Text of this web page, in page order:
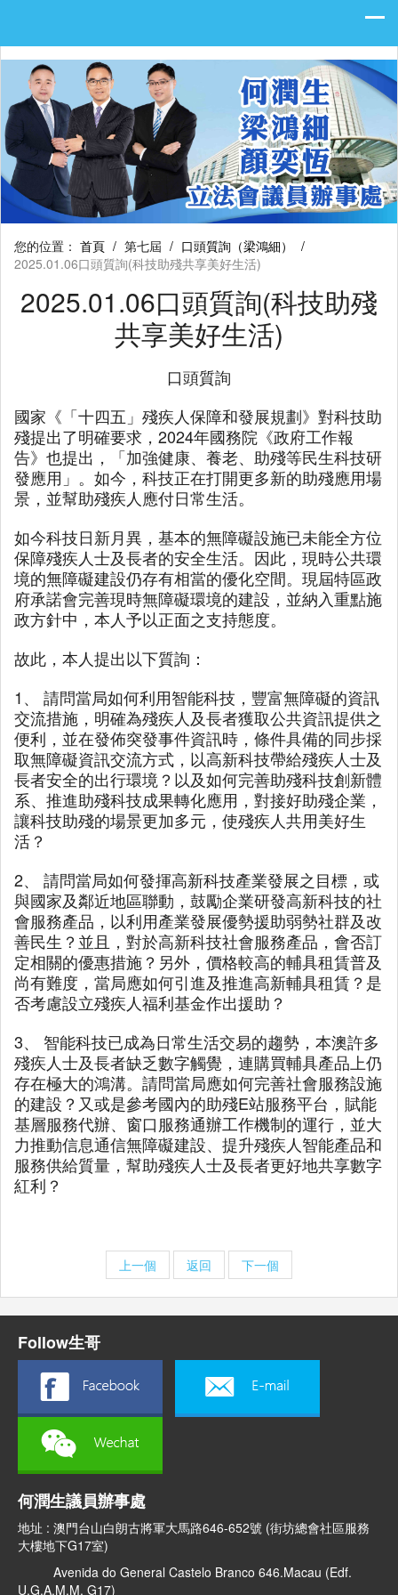
您的位置： 首頁 / 第七屆 / 口頭質詢（梁鴻細）
/
2025.01.06口頭質詢(科技助殘共享美好生活)
2025.01.06口頭質詢(科技助殘
共享美好生活)
口頭質詢
國家《「十四五」殘疾人保障和發展規劃》對科技助
殘提出了明確要求，2024年國務院《政府工作報
告》也提出，「加強健康、養老、助殘等民生科技研
發應用」。如今，科技正在打開更多新的助殘應用場
景，並幫助殘疾人應付日常生活。
如今科技日新月異，基本的無障礙設施已未能全方位
保障殘疾人士及長者的安全生活。因此，現時公共環
境的無障礙建設仍存有相當的優化空間。現屆特區政
府承諾會完善現時無障礙環境的建設，並納入重點施
政方針中，本人予以正面之支持態度。
故此，本人提出以下質詢：
1、 請問當局如何利用智能科技，豐富無障礙的資訊
交流措施，明確為殘疾人及長者獲取公共資訊提供之
便利，並在發佈突發事件資訊時，條件具備的同步採
取無障礙資訊交流方式，以高新科技帶給殘疾人士及
長者安全的出行環境？以及如何完善助殘科技創新體
系、推進助殘科技成果轉化應用，對接好助殘企業，
讓科技助殘的場景更加多元，使殘疾人共用美好生
活？
2、 請問當局如何發揮高新科技產業發展之目標，或
與國家及鄰近地區聯動，鼓勵企業研發高新科技的社
會服務產品，以利用產業發展優勢援助弱勢社群及改
善民生？並且，對於高新科技社會服務產品，會否訂
定相關的優惠措施？另外，價格較高的輔具租賃普及
尚有難度，當局應如何引進及推進高新輔具租賃？是
否考慮設立殘疾人福利基金作出援助？
3、 智能科技已成為日常生活交易的趨勢，本澳許多
殘疾人士及長者缺乏數字觸覺，連購買輔具產品上仍
存在極大的鴻溝。請問當局應如何完善社會服務設施
的建設？又或是參考國內的助殘E站服務平台，賦能
基層服務代辦、窗口服務通辦工作機制的運行，並大
力推動信息通信無障礙建設、提升殘疾人智能產品和
服務供給質量，幫助殘疾人士及長者更好地共享數字
紅利？
上一個 返回 下一個
Follow生哥
何潤生議員辦事處
地址 : 澳門台山白朗古將軍大馬路646-652號 (街坊總會社區服務
大樓地下G17室)
Avenida do General Castelo Branco 646.Macau (Edf.
U.G.A.M.M. G17)